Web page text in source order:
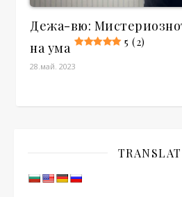
Дежа-вю:
на ума
5 (2)
28.май. 2023